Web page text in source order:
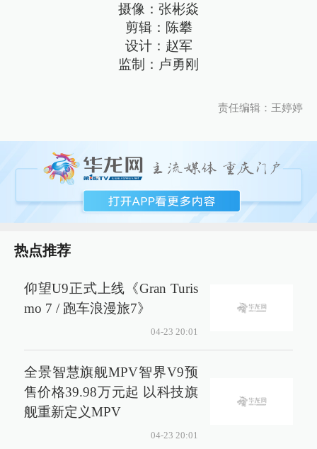
摄像：张彬焱
剪辑：陈攀
设计：赵军
监制：卢勇刚
责任编辑：王婷婷
热点推荐
仰望U9正式上线《Gran Turis
mo 7 / 跑车浪漫旅7》
04-23 20:01
全景智慧旗舰MPV智界V9预
售价格39.98万元起 以科技旗
舰重新定义MPV
04-23 20:01